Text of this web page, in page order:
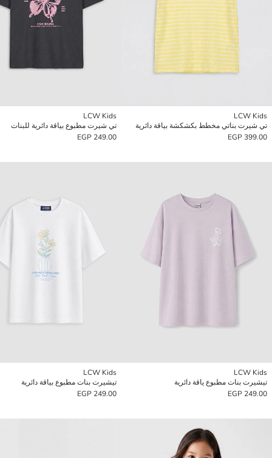
LCW Kids
تي شيرت بناتي مخطط بكشكشة بياقة دائرية
399.00 EGP
LCW Kids
تي شيرت مطبوع بياقة دائرية للبنات
249.00 EGP
LCW Kids
تيشيرت بنات مطبوع ياقة دائرية
249.00 EGP
LCW Kids
تيشيرت بنات مطبوع بياقة دائرية
249.00 EGP